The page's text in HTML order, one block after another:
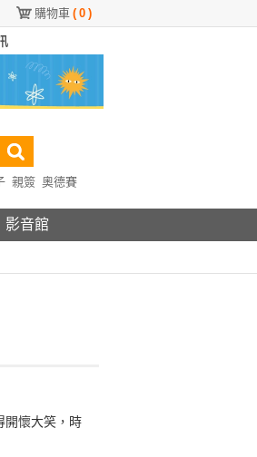
購物車 ( 0 )
親簽 奧德賽
影音館
開懷大笑，時